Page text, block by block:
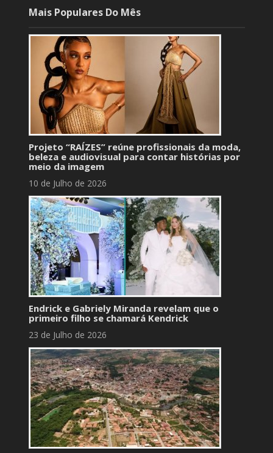
Mais Populares Do Mês
Projeto “RAÍZES” reúne profissionais da moda,
beleza e audiovisual para contar histórias por
meio da imagem
10 de Julho de 2026
Endrick e Gabriely Miranda revelam que o
primeiro filho se chamará Kendrick
23 de Julho de 2026